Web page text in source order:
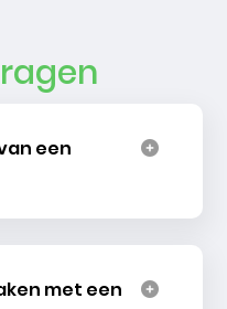
een
met een